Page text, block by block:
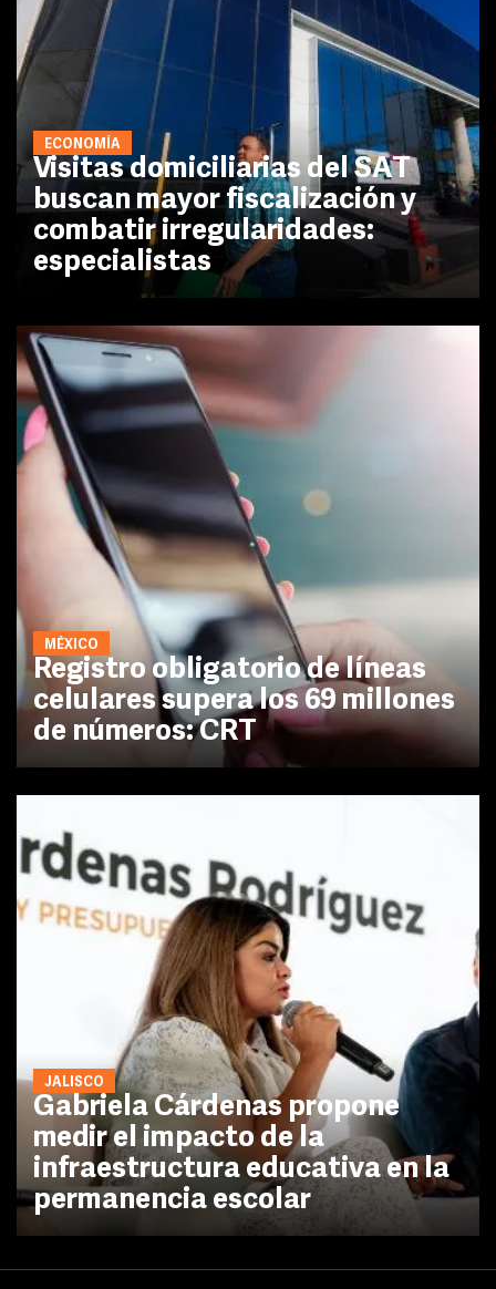
ECONOMÍA
Visitas domiciliarias del SAT
buscan mayor fiscalización y
combatir irregularidades:
especialistas
MÉXICO
Registro obligatorio de líneas
celulares supera los 69 millones
de números: CRT
JALISCO
Gabriela Cárdenas propone
medir el impacto de la
infraestructura educativa en la
permanencia escolar